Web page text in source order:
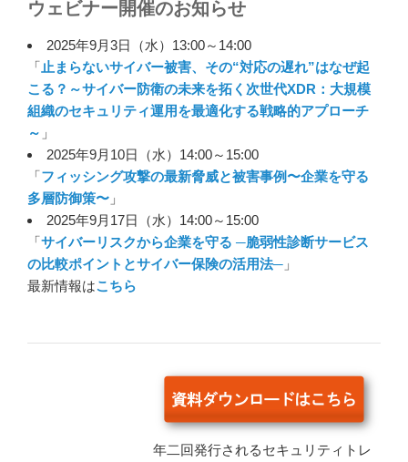
ウェビナー開催のお知らせ
2025年9月3日（水）13:00～14:00
「 止まらないサイバー被害、その“対応の遅れ”はなぜ起
こる？～サイバー防衛の未来を拓く次世代XDR：大規模
組織のセキュリティ運用を最適化する戦略的アプローチ
～ 」
2025年9月10日（水）14:00～15:00
「フィッシング攻撃の最新脅威と被害事例〜企業を守る
多層防御策〜 」
2025年9月17日（水）14:00～15:00
「サイバーリスクから企業を守る ─脆弱性診断サービス
の比較ポイントとサイバー保険の活用法─ 」
最新情報はこちら
年二回発行されるセキュリティトレ